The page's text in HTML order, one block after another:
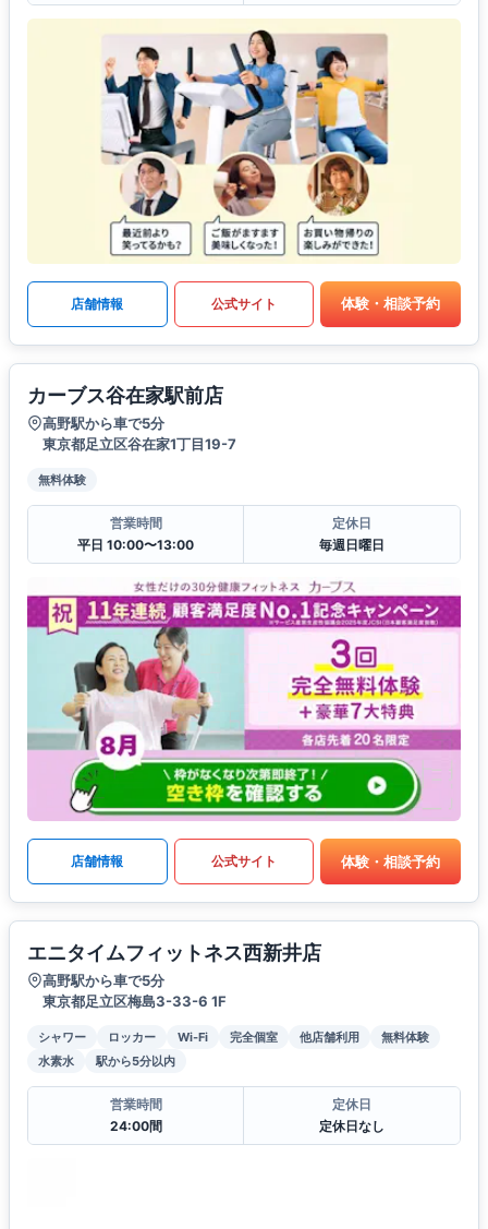
店舗情報 公式サイト 体験・相談予約
カーブス谷在家駅前店
高野駅から車で5分
東京都足立区谷在家1丁目19-7
無料体験
営業時間
平日 10:00〜13:00
定休日
毎週日曜日
店舗情報 公式サイト 体験・相談予約
エニタイムフィットネス西新井店
高野駅から車で5分
東京都足立区梅島3-33-6 1F
シャワー ロッカー Wi-Fi 完全個室 他店舗利用
無料体験
水素水
駅から5分以内
営業時間
24:00間
定休日
定休日なし